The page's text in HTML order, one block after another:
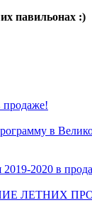
павильонах :)
в
2020 в
ЛЕТНИХ